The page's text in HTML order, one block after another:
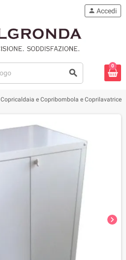
search
person Accedi
0
Copricaldaia e Copribombola e Coprilavatrice
chevron_right